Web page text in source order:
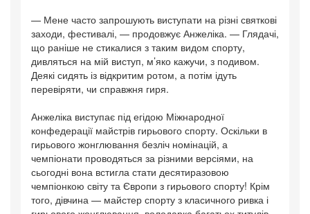
— Мене часто запрошують виступати на різні святкові
заходи, фестивалі, — продовжує Анжеліка. — Глядачі,
що раніше не стикалися з таким видом спорту,
дивляться на мій виступ, м’яко кажучи, з подивом.
Деякі сидять із відкритим ротом, а потім ідуть
перевіряти, чи справжня гиря.
Анжеліка виступає під егідою Міжнародної
конфедерації майстрів гирьового спорту. Оскільки в
гирьового жонглювання безліч номінацій, а
чемпіонати проводяться за різними версіями, на
сьогодні вона встигла стати десятиразовою
чемпіонкою світу та Європи з гирьового спорту! Крім
того, дівчина — майстер спорту з класичного ривка і